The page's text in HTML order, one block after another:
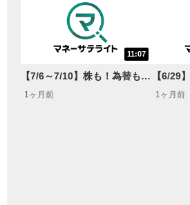
11:07
【7/6～7/10】株も！為替も！サクッと！来週のマーケット見通し＜Next View＞
1ヶ月前 1ヶ月前